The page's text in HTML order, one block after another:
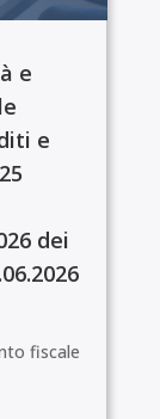
e
e
dei
fiscale